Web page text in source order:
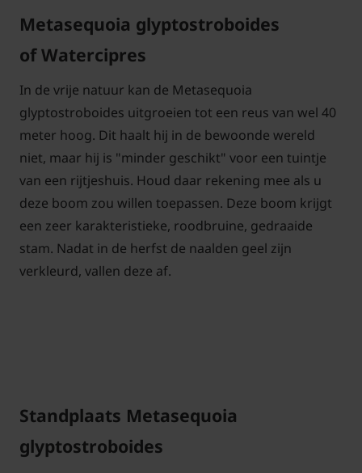
Metasequoia glyptostroboides
of Watercipres
In de vrije natuur kan de Metasequoia
glyptostroboides uitgroeien tot een reus van wel 40
meter hoog. Dit haalt hij in de bewoonde wereld
niet, maar hij is "minder geschikt" voor een tuintje
van een rijtjeshuis. Houd daar rekening mee als u
deze boom zou willen toepassen. Deze boom krijgt
een zeer karakteristieke, roodbruine, gedraaide
stam. Nadat in de herfst de naalden geel zijn
verkleurd, vallen deze af.
Standplaats Metasequoia
glyptostroboides